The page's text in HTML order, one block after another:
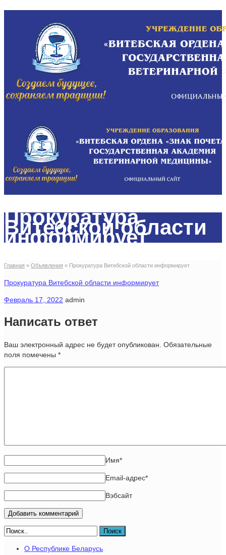
Прокуратура
Витебской области
информирует
Главная » Объявления » Прокуратура Витебской области информирует
Прокуратура Витебской области информирует
Февраль 17, 2022 admin
Написать ответ
Ваш электронный адрес не будет опубликован. Обязательные
поля помечены *
Имя*
Email-адрес*
Вэбсайт
Поиск
О Республике Беларусь